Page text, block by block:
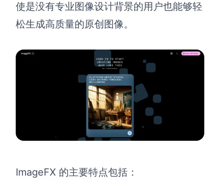
使是没有专业图像设计背景的用户也能够轻
松生成高质量的原创图像。
ImageFX 的主要特点包括：